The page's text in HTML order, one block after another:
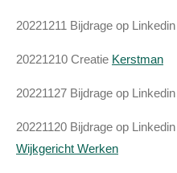
20221211 Bijdrage op Linkedin
20221210 Creatie Kerstman
20221127 Bijdrage op Linkedin
20221120 Bijdrage op Linkedin
Wijkgericht Werken